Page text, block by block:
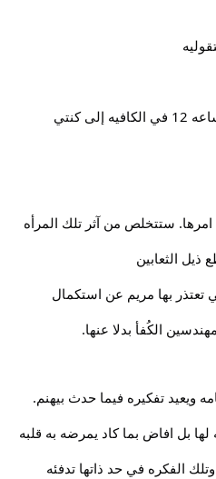
-يبقا نتقابل وافهمك. انهارده الساعه 12 في الكافيه إلى كنتي
ستتخلص من آثر تلك المرأه
ذيل الثعابين
تعتذر بها مريم عن استكمال
الكُفأ بدلا عنها.
ويعيد تفكيره فيما حدث بيهنم.
لها بل افاض بما كاد يمرضه به قلبه
الفكره في حد ذاتها تدفئه